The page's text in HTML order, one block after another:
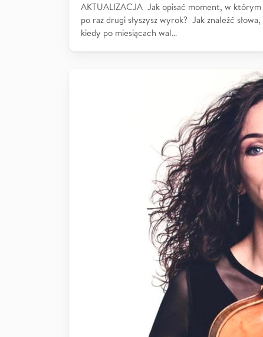
AKTUALIZACJA Jak opisać moment, w którym
po raz drugi słyszysz wyrok? Jak znaleźć słowa,
kiedy po miesiącach wal…